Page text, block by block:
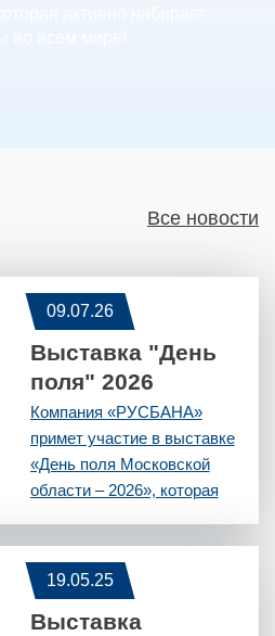
Все новости
09.07.26
Выставка "День
поля" 2026
Компания «РУСБАНА»
примет участие в выставке
«День поля Московской
области – 2026», которая
агропромышленного
комплекса,
производителей,
поставщиков и
19.05.25
Выставка